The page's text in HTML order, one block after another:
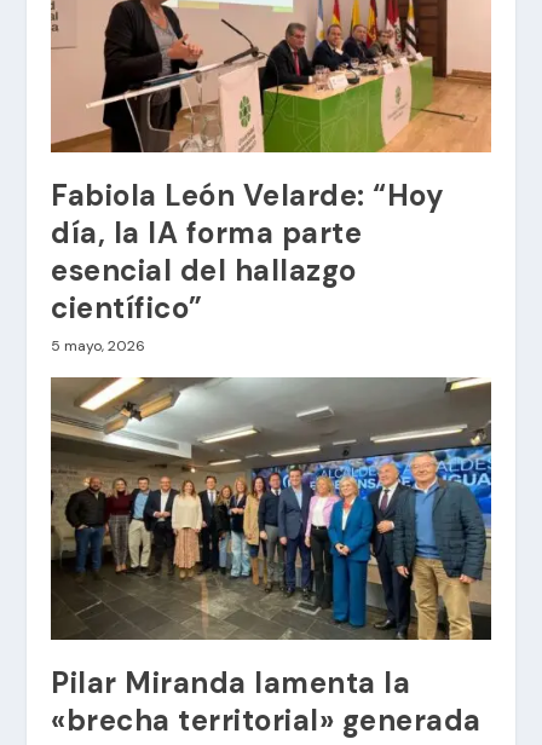
Fabiola León Velarde: “Hoy
día, la IA forma parte
esencial del hallazgo
científico”
5 mayo, 2026
Pilar Miranda lamenta la
«brecha territorial» generada